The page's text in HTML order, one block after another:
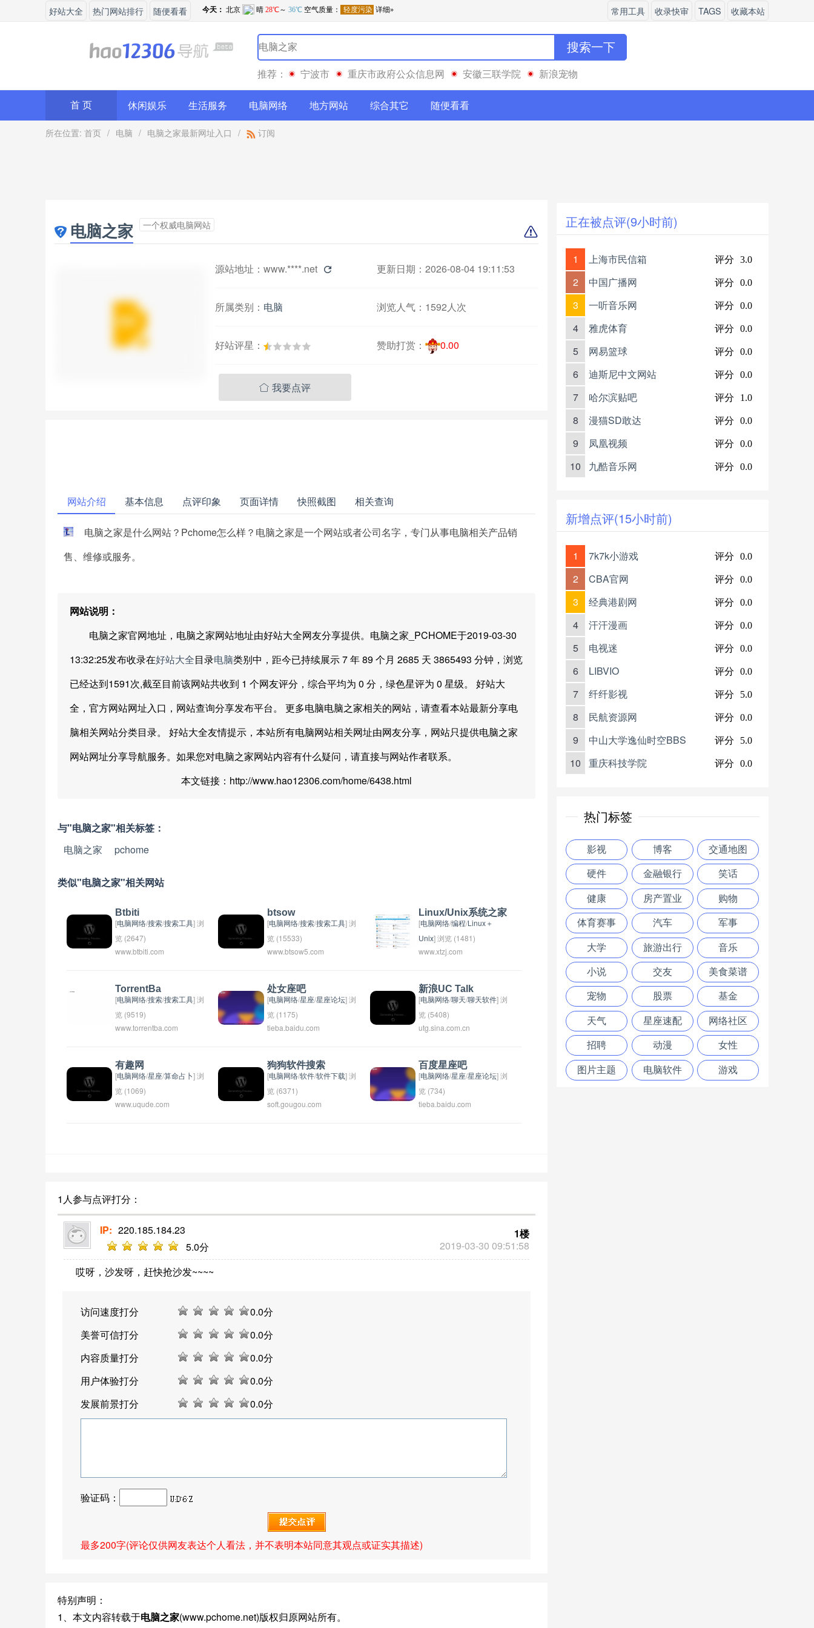
好站大全 热门网站排行 随便看看 常用工具 收录快审 TAGS 收藏本站
搜索一下
推荐： 宁波市 重庆市政府公众信息网 安徽三联学院 新浪宠物
首 页 休闲娱乐 生活服务 电脑网络 地方网站 综合其它 随便看看
所在位置: 首页 / 电脑 / 电脑之家最新网址入口 / 订阅
电脑之家 一个权威电脑网站
源站地址： www.****.net  更新日期：2026-08-04 19:11:53
所属类别： 电脑 浏览人气： 1592人次
好站评星： 赞助打赏： 0.00
 我要点评
网站介绍 基本信息 点评印象 页面详情 快照截图 相关查询
电脑之家是什么网站？Pchome怎么样？电脑之家是一个网站或者公司名字，专门从事电脑相关产品销
售、维修或服务。
网站说明：
电脑之家官网地址，电脑之家网站地址由好站大全网友分享提供。电脑之家_PCHOME于2019-03-30
13:32:25发布收录在好站大全目录电脑类别中，距今已持续展示 7 年 89 个月 2685 天 3865493 分钟，浏览
已经达到1591次,截至目前该网站共收到 1 个网友评分，综合平均为 0 分，绿色星评为 0 星级。 好站大
全，官方网站网址入口，网站查询分享发布平台。 更多电脑电脑之家相关的网站，请查看本站最新分享电
脑相关网站分类目录。 好站大全友情提示，本站所有电脑网站相关网址由网友分享，网站只提供电脑之家
网站网址分享导航服务。如果您对电脑之家网站内容有什么疑问，请直接与网站作者联系。
本文链接：http://www.hao12306.com/home/6438.html
与"电脑之家"相关标签：
电脑之家
pchome
类似"电脑之家"相关网站
Btbiti
[电脑网络/搜索/搜索工具] 浏
览 (2647)
www.btbiti.com
btsow
[电脑网络/搜索/搜索工具] 浏
览 (15533)
BTSOW搜索引擎,致力于让
任务下载链接,找到所求。超
过千亿的磁力链接数据库,可
以瞬间找到相关搜索结果和
网站。
www.btsow5.com
Linux/Unix系统之家
[电脑网络/编程/Linux＋
Unix] 浏览 (1481)
www.xtzj.com
TorrentBa
[电脑网络/搜索/搜索工具] 浏
览 (9519)
www.torrentba.com
处女座吧
[电脑网络/星座/星座论坛] 浏
览 (1175)
处女座的人通常非常注重细
求完美。他们的性格特点包
括谨慎、理性、执着、努力
和善良。处女座的人往往擅
长分析问题和解决难题，凡
竭尽全力去呵护自己珍视的
人。同时，处女座的人也需
他人的不完美之处，以达到
更好的心灵成长和彼此的幸
tieba.baidu.com
新浪UC Talk
[电脑网络/聊天/聊天软件] 浏
览 (5408)
新浪UC Talk是一款由新浪
可以通过该软件进行文字、
语音、图片等多种形式的消
息传递。UC Talk还提供了
丰富的表情、群组聊天、语
utg.sina.com.cn
有趣网
[电脑网络/星座/算命占卜] 浏
览 (1069)
有趣网是一个提供有趣内容
www.uqude.com
狗狗软件搜索
[电脑网络/软件/软件下载] 浏
览 (6371)
狗狗软件搜索是指用于搜索
过狗狗软件搜索，用户可以
处的体验。
soft.gougou.com
百度星座吧
[电脑网络/星座/星座论坛] 浏
览 (734)
百度星座吧是一个以星座为
也可以探讨星座对生活和人
tieba.baidu.com
1人参与点评打分：
2019-03-30 09:51:58
1楼
IP: 220.185.184.23
5.0分
哎呀，沙发呀，赶快抢沙发~~~~
访问速度打分 0.0分
美誉可信打分
0.0分
内容质量打分
0.0分
用户体验打分
0.0分
发展前景打分
0.0分
验证码：
最多200字(评论仅供网友表达个人看法，并不表明本站同意其观点或证实其描述)
特别声明：
1、本文内容转载于电脑之家(www.pchome.net)版权归原网站所有。
正在被点评(9小时前)
1 上海市民信箱 评分 3.0
2 中国广播网 评分 0.0
3 一听音乐网 评分 0.0
4 雅虎体育 评分 0.0
5 网易篮球 评分 0.0
6 迪斯尼中文网站 评分 0.0
7 哈尔滨贴吧 评分 1.0
8 漫猫SD敢达 评分 0.0
9 凤凰视频 评分 0.0
10 九酷音乐网 评分 0.0
新增点评(15小时前)
1 7k7k小游戏 评分 0.0
2 CBA官网 评分 0.0
3 经典港剧网 评分 0.0
4 汗汗漫画 评分 0.0
5 电视迷 评分 0.0
6 LIBVIO 评分 0.0
7 纤纤影视 评分 5.0
8 民航资源网 评分 0.0
9 中山大学逸仙时空BBS 评分 5.0
10 重庆科技学院 评分 0.0
热门标签
影视 博客 交通地图
硬件 金融银行 笑话
健康 房产置业 购物
体育赛事 汽车 军事
大学 旅游出行 音乐
小说 交友 美食菜谱
宠物 股票 基金
天气 星座速配 网络社区
招聘 动漫 女性
图片主题 电脑软件 游戏